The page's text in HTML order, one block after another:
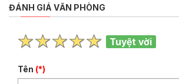
ĐÁNH GIÁ VĂN PHÒNG
Tuyệt vời
Tên (*)